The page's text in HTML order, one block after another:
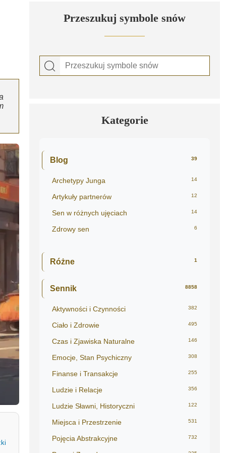
Przeszukuj symbole snów
Kategorie
Blog 39
Archetypy Junga 14
Artykuły partnerów 12
Sen w różnych ujęciach 14
Zdrowy sen 6
Różne 1
Sennik 8858
Aktywności i Czynności 382
Ciało i Zdrowie 495
Czas i Zjawiska Naturalne 146
Emocje, Stan Psychiczny 308
Finanse i Transakcje 255
Ludzie i Relacje 356
Ludzie Sławni, Historyczni 122
Miejsca i Przestrzenie 531
Pojęcia Abstrakcyjne 732